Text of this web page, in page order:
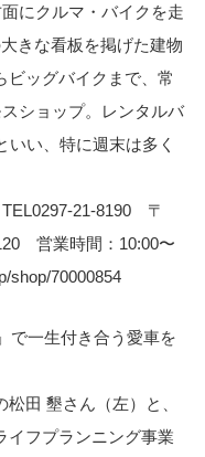
にクルマ・バイクを走
きな看板を掲げた建物
ビッグバイクまで、常
ショップ。レンタルバ
いい、特に週末は多く
21-8190 〒
営業時間：10:00〜
shop/70000854
田 墾さん（左）と、
イフプランニング事業